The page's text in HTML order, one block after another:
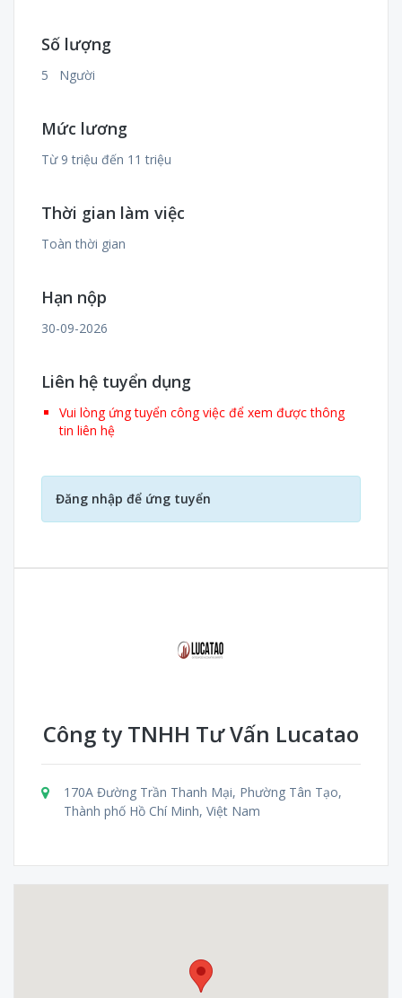
Số lượng
5 Người
Mức lương
Từ 9 triệu đến 11 triệu
Thời gian làm việc
Toàn thời gian
Hạn nộp
30-09-2026
Liên hệ tuyển dụng
Vui lòng ứng tuyển công việc để xem được thông
tin liên hệ
Đăng nhập để ứng tuyển
Công ty TNHH Tư Vấn Lucatao
170A Đường Trần Thanh Mại, Phường Tân Tạo,
Thành phố Hồ Chí Minh, Việt Nam